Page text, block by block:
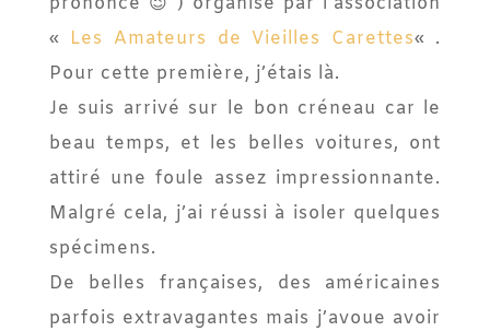
« Les Amateurs de Vieilles Carettes« .
Pour cette première, j’étais là.
Je suis arrivé sur le bon créneau car le
beau temps, et les belles voitures, ont
attiré une foule assez impressionnante.
Malgré cela, j’ai réussi à isoler quelques
spécimens.
De belles françaises, des américaines
parfois extravagantes mais j’avoue avoir